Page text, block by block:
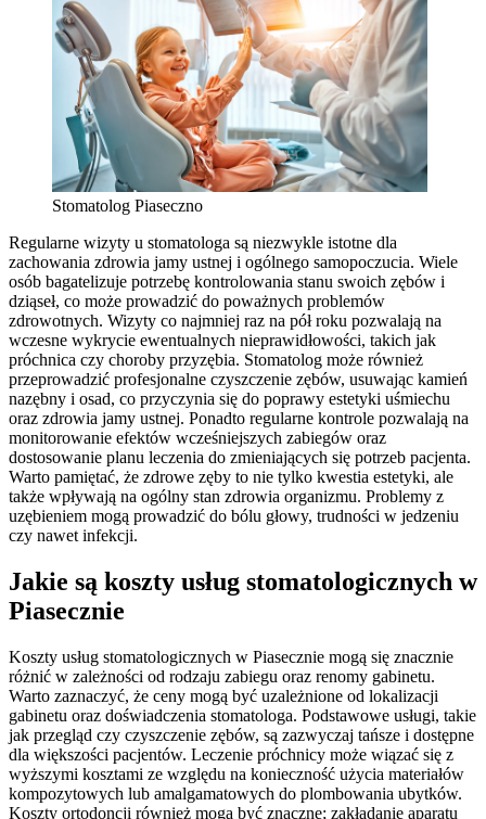
Stomatolog Piaseczno
Regularne wizyty u stomatologa są niezwykle istotne dla
zachowania zdrowia jamy ustnej i ogólnego samopoczucia. Wiele
osób bagatelizuje potrzebę kontrolowania stanu swoich zębów i
dziąseł, co może prowadzić do poważnych problemów
zdrowotnych. Wizyty co najmniej raz na pół roku pozwalają na
wczesne wykrycie ewentualnych nieprawidłowości, takich jak
próchnica czy choroby przyzębia. Stomatolog może również
przeprowadzić profesjonalne czyszczenie zębów, usuwając kamień
nazębny i osad, co przyczynia się do poprawy estetyki uśmiechu
oraz zdrowia jamy ustnej. Ponadto regularne kontrole pozwalają na
monitorowanie efektów wcześniejszych zabiegów oraz
dostosowanie planu leczenia do zmieniających się potrzeb pacjenta.
Warto pamiętać, że zdrowe zęby to nie tylko kwestia estetyki, ale
także wpływają na ogólny stan zdrowia organizmu. Problemy z
uzębieniem mogą prowadzić do bólu głowy, trudności w jedzeniu
czy nawet infekcji.
Jakie są koszty usług stomatologicznych w
Piasecznie
Koszty usług stomatologicznych w Piasecznie mogą się znacznie
różnić w zależności od rodzaju zabiegu oraz renomy gabinetu.
Warto zaznaczyć, że ceny mogą być uzależnione od lokalizacji
gabinetu oraz doświadczenia stomatologa. Podstawowe usługi, takie
jak przegląd czy czyszczenie zębów, są zazwyczaj tańsze i dostępne
dla większości pacjentów. Leczenie próchnicy może wiązać się z
wyższymi kosztami ze względu na konieczność użycia materiałów
kompozytowych lub amalgamatowych do plombowania ubytków.
Koszty ortodoncji również mogą być znaczne; zakładanie aparatu